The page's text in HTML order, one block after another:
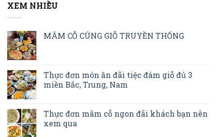
XEM NHIỀU
MÂM CỖ CÚNG GIỖ TRUYỀN THỐNG
Thực đơn món ăn đãi tiệc đám giỗ đủ 3
miền Bắc, Trung, Nam
Thực đơn mâm cỗ ngon đãi khách bạn nên
xem qua